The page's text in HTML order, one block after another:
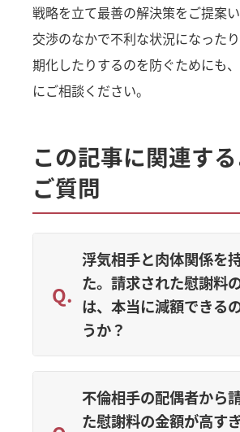
戦略を立て最善の解決策をご提案い
交渉のなかで不利な状況になった
期化したりするのを防ぐためにも
にご相談ください。
この記事に関連す
ご質問
浮気相手と肉体関係を
た。請求された慰謝料
は、本当に減額できる
うか？
不倫相手の配偶者から
た慰謝料の金額が高す